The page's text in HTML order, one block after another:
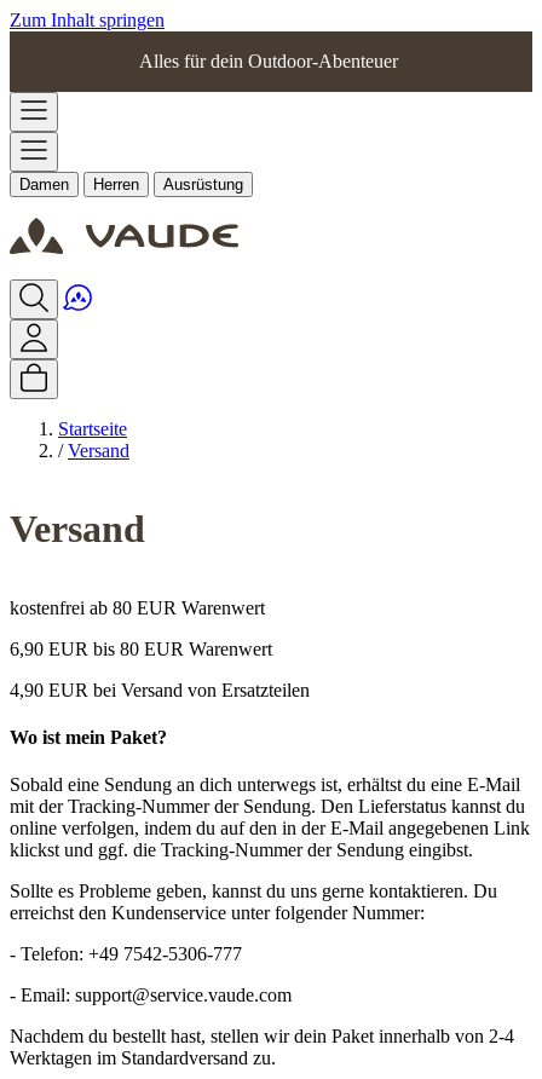
Zum Inhalt springen
Alles für dein Outdoor-Abenteuer
Damen Herren Ausrüstung
Startseite
/ Versand
Versand
kostenfrei ab 80 EUR Warenwert
6,90 EUR bis 80 EUR Warenwert
4,90 EUR bei Versand von Ersatzteilen
Wo ist mein Paket?
Sobald eine Sendung an dich unterwegs ist, erhältst du eine E-Mail
mit der Tracking-Nummer der Sendung. Den Lieferstatus kannst du
online verfolgen, indem du auf den in der E-Mail angegebenen Link
klickst und ggf. die Tracking-Nummer der Sendung eingibst.
Sollte es Probleme geben, kannst du uns gerne kontaktieren. Du
erreichst den Kundenservice unter folgender Nummer:
- Telefon: +49 7542-5306-777
- Email: support@service.vaude.com
Nachdem du bestellt hast, stellen wir dein Paket innerhalb von 2-4
Werktagen im Standardversand zu.